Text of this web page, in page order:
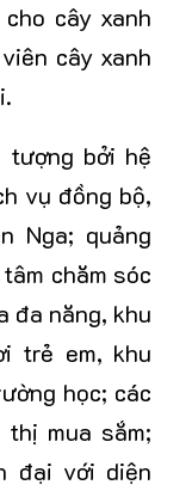
cây xanh
cây xanh
tượng bởi hệ
vụ đồng bộ,
Nga; quảng
chăm sóc
đa năng, khu
trẻ em, khu
học; các
mua sắm;
đại với diện